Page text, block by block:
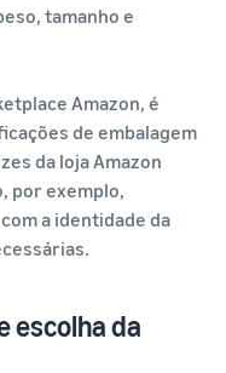
tamanho e
Amazon, é
de embalagem
da loja Amazon
por exemplo,
a identidade da
escolha da